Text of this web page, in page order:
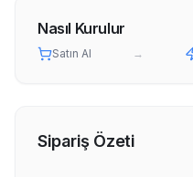
Nasıl Kurulur
Satın Al →
Sipariş Özeti